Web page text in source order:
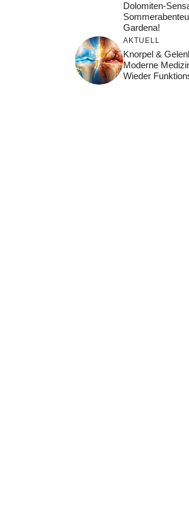
Dolomiten-
Gardena!
AKTUELL
Knorpel &
Moderne
Wieder